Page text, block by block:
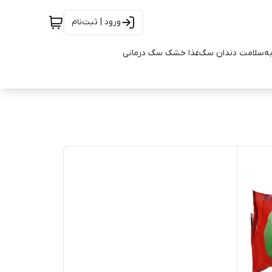
ورود | ثبت‌نام
سلامت دندان سگغذا خشک سگ درمانی